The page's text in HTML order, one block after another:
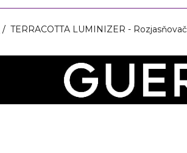
TERRACOTTA LUMINIZER - Rozjasňovač